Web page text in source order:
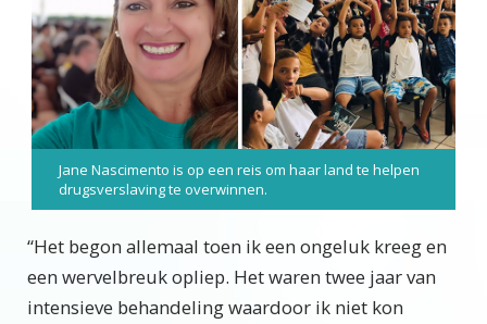
Jane Nascimento is op een reis om haar land te helpen
drugsverslaving te overwinnen.
“Het begon allemaal toen ik een ongeluk kreeg en
een wervelbreuk opliep. Het waren twee jaar van
intensieve behandeling waardoor ik niet kon